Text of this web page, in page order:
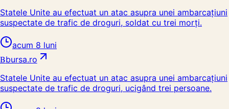
Statele Unite au efectuat un atac asupra unei ambarcațiuni
suspectate de trafic de droguri, soldat cu trei morți.
acum 8 luni
Bbursa.ro
Statele Unite au efectuat un atac asupra unei ambarcaţiuni
suspectate de trafic de droguri, ucigând trei persoane.